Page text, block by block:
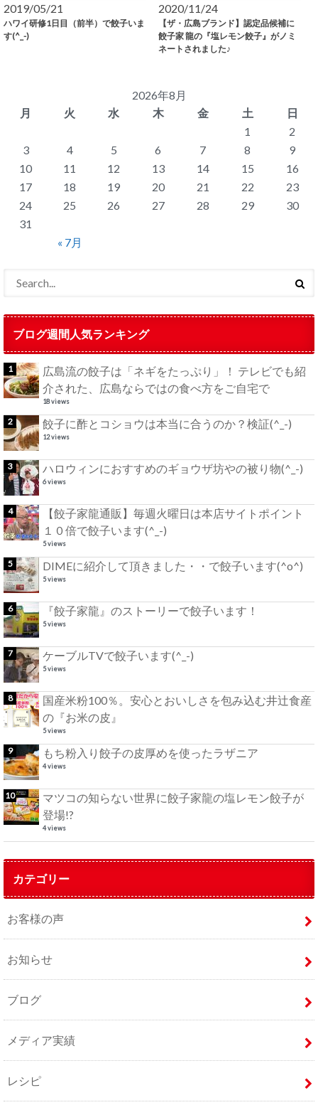
2019/05/21
ハワイ研修1日目（前半）で餃子いま
す(^_-)
2020/11/24
【ザ・広島ブランド】認定品候補に
餃子家 龍の『塩レモン餃子』がノミ
ネートされました♪
2026年8月
月
火 水 木 金 土 日
« 7月
1
2
3
4 5 6 7 8
9
10
11 12 13 14 15
16
17
18 19 20 21 22
23
24
25 26 27 28 29
30
31
ブログ週間人気ランキング
広島流の餃子は「ネギをたっぷり」！ テレビでも紹
介された、広島ならではの食べ方をご自宅で
18 views
餃子に酢とコショウは本当に合うのか？検証(^_-)
12 views
ハロウィンにおすすめのギョウザ坊やの被り物(^_-)
6 views
【餃子家龍通販】毎週火曜日は本店サイトポイント
１０倍で餃子います(^_-)
5 views
DIMEに紹介して頂きました・・で餃子います(^o^)
5 views
『餃子家龍』のストーリーで餃子います！
5 views
ケーブルTVで餃子います(^_-)
5 views
国産米粉100％。安心とおいしさを包み込む井辻食産
の『お米の皮』
5 views
もち粉入り餃子の皮厚めを使ったラザニア
4 views
マツコの知らない世界に餃子家龍の塩レモン餃子が
登場!?
4 views
カテゴリー
お客様の声
お知らせ
ブログ
メディア実績
レシピ